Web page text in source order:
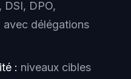
DSI, DPO,
avec délégations
: niveaux cibles